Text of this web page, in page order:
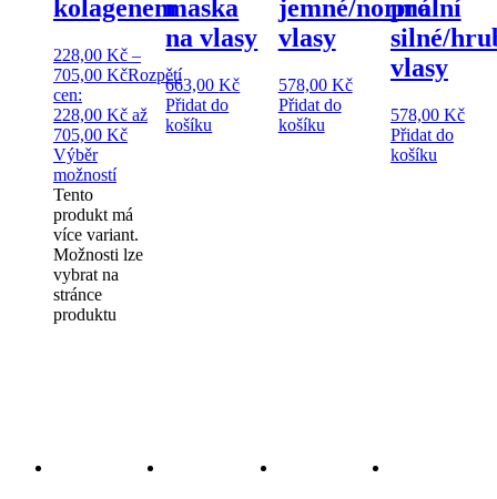
kolagenem
228,00 Kč –
705,00 KčRozpětí
cen:
228,00 Kč až
705,00 Kč
Výběr
možností
Tento
produkt má
více variant.
Možnosti lze
vybrat na
stránce
produktu
maska
na vlasy
663,00Kč
Přidat do
košíku
jemné/normální
vlasy
578,00 Kč
Přidat do
košíku
pro
silné/
vlasy
578,00 Kč
Přidat do
košíku